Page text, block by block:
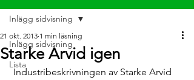
Inlägg sidvisning
Lista
Inlägg sidvisning
Starke Arvid igen
21 okt. 2013 1 min läsning